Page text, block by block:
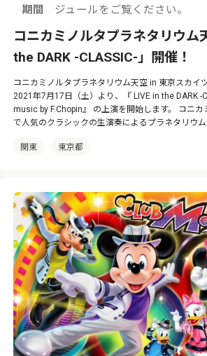
期間
ジュールをご覧ください。
コニカミノルタプラネタリウム
the DARK -CLASSIC-」開催！
コニカミノルタプラネタリウム天空 in 東京スカイ
2021年7月17日（土）より、『 LIVE in the DARK -
music by F.Chopin』 の上演を開始します。 コニ
で人気のクラシックの生演奏によるプラネタリウム
関東 東京都